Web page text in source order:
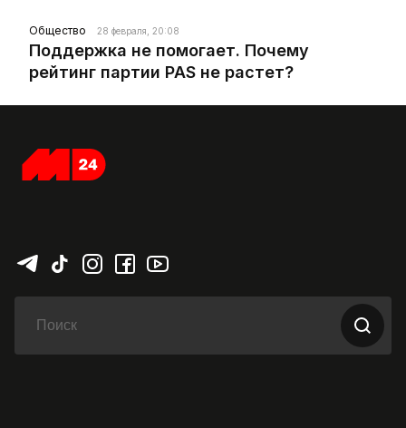
Общество 28 февраля, 20:08
Поддержка не помогает. Почему
рейтинг партии PAS не растет?